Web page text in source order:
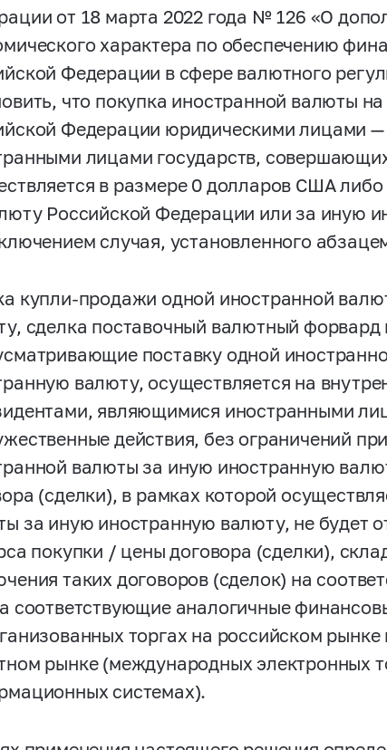
от 18 марта 2022 года № 126 «О
характера по обеспечению
Федерации в сфере валютного
что покупка иностранной валюты
Федерации юридическими лицами
лицами государств,
в размере 0 долларов США
Российской Федерации или за иную
случая, установленного
купли-продажи одной иностранной
сделка поставочный валютный форвард
поставку одной
валюту, осуществляется на
являющимися иностранными
действия, без ограничений
валюты за иную иностранную
(сделки), в рамках которой
за иную иностранную валюту, не будет
покупки / цены договора (сделки),
таких договоров (сделок) на
соответствующие аналогичные
торгах на российском
рынке (международных электронных
системах).